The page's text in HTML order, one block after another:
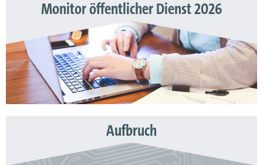
Monitor öffentlicher Dienst 2026
Aufbruch